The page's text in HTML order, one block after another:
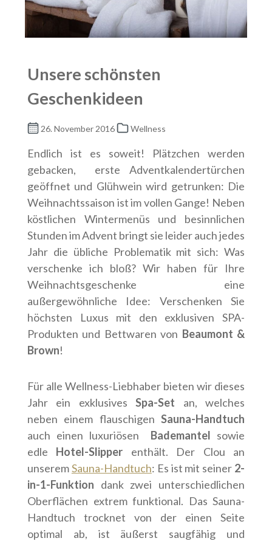
Unsere schönsten
Geschenkideen
26. November 2016 Wellness
Endlich ist es soweit! Plätzchen werden
gebacken, erste Adventkalendertürchen
geöffnet und Glühwein wird getrunken: Die
Weihnachtssaison ist im vollen Gange! Neben
köstlichen Wintermenüs und besinnlichen
Stunden im Advent bringt sie leider auch jedes
Jahr die übliche Problematik mit sich: Was
verschenke ich bloß? Wir haben für Ihre
Weihnachtsgeschenke eine
außergewöhnliche Idee: Verschenken Sie
höchsten Luxus mit den exklusiven SPA-
Produkten und Bettwaren von Beaumont &
Brown!
Für alle Wellness-Liebhaber bieten wir dieses
Jahr ein exklusivesSpa-Set an, welches
neben einem flauschigen Sauna-Handtuch
auch einen luxuriösen Bademantel sowie
edle Hotel-Slipper enthält. Der Clou an
unseremSauna-Handtuch: Es ist mit seiner 2-
in-1-Funktion dank zwei unterschiedlichen
Oberflächen extrem funktional. Das Sauna-
Handtuch trocknet von der einen Seite
optimal ab, ist äußerst saugfähig und